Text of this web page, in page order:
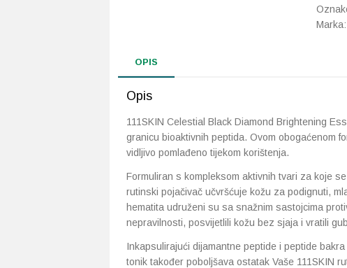
Marka:
OPIS
Opis
111SKIN Celestial Black Diamond Brightening
granicu bioaktivnih peptida. Ovom obogaćenom
vidljivo pomlađeno tijekom korištenja.
Formuliran s kompleksom aktivnih tvari za koje
rutinski pojačivač učvršćuje kožu za podignuti,
hematita udruženi su sa snažnim sastojcima
nepravilnosti, posvijetlili kožu bez sjaja i vratili
Inkapsulirajući dijamantne peptide i peptide
tonik također poboljšava ostatak Vaše 111SKIN